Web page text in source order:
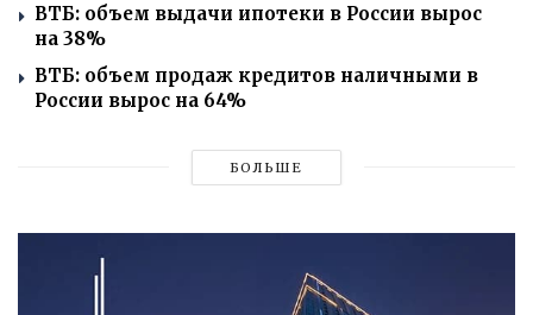
ВТБ: объем выдачи ипотеки в России вырос
на 38%
ВТБ: объем продаж кредитов наличными в
России вырос на 64%
БОЛЬШЕ